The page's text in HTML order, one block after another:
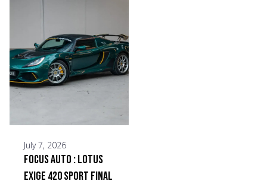
July 7, 2026
Focus Auto : Lotus
Exige 420 Sport Final